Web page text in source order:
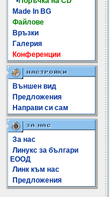
Made In BG
Файлове
Връзки
Галерия
Конференции
Външен вид
Предложения
Направи си сам
За нас
Линукс за българи
ЕООД
Линк към нас
Предложения